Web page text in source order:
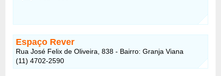
Espaço Rever
Rua José Felix de Oliveira, 838 - Bairro: Granja Viana
(11) 4702-2590